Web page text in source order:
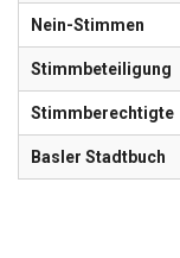
Nein-Stimmen
Stimmbeteiligung
Stimmberechtigte
Basler Stadtbuch